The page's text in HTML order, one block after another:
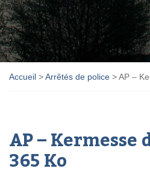
Accueil >Arrêtés de police >AP –
AP – Kermesse
365 Ko